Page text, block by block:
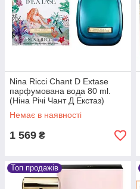
Nina Ricci Chant D Extase
парфумована вода 80 ml.
(Ніна Річі Чант Д Екстаз)
Немає в наявності
1 569 ₴
Топ продажів